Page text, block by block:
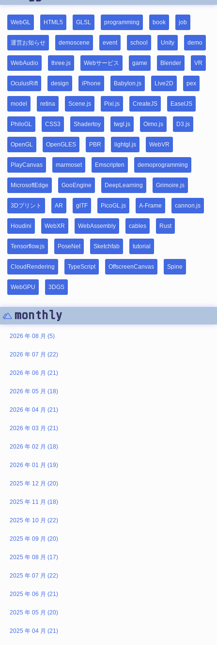
WebGL HTML5 GLSL programming book job
運営お知らせ demoscene event school Unity demo
WebAudio three.js Webサービス game Blender VR
OculusRift design iPhone Babylon.js Live2D pex
model retina Scene.js Pixi.js CreateJS EaselJS
PhiloGL CSS3 Shadertoy twgl.js Oimo.js D3.js
OpenGL OpenGLES PBR lightgl.js WebVR
PlayCanvas marmoset Emscripten demoprogramming
MicrosoftEdge GooEngine DeepLearning Grimoire.js
3Dプリント AR glTF PicoGL.js A-Frame cannon.js
Houdini WebXR WebAssembly cables Rust
Tensorflow.js PoseNet Sketchfab tutorial
CloudRendering TypeScript OffscreenCanvas Spine
WebGPU 3DGS
monthly
2026 年 08 月 (5)
2026 年 07 月 (22)
2026 年 06 月 (21)
2026 年 05 月 (18)
2026 年 04 月 (21)
2026 年 03 月 (21)
2026 年 02 月 (18)
2026 年 01 月 (19)
2025 年 12 月 (20)
2025 年 11 月 (18)
2025 年 10 月 (22)
2025 年 09 月 (20)
2025 年 08 月 (17)
2025 年 07 月 (22)
2025 年 06 月 (21)
2025 年 05 月 (20)
2025 年 04 月 (21)